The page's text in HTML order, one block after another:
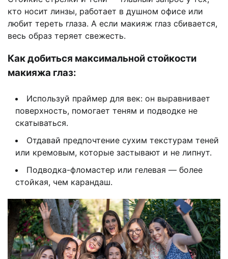
кто носит линзы, работает в душном офисе или
любит тереть глаза. А если макияж глаз сбивается,
весь образ теряет свежесть.
Как добиться максимальной стойкости
макияжа глаз:
Используй праймер для век: он выравнивает
поверхность, помогает теням и подводке не
скатываться.
Отдавай предпочтение сухим текстурам теней
или кремовым, которые застывают и не липнут.
Подводка-фломастер или гелевая — более
стойкая, чем карандаш.